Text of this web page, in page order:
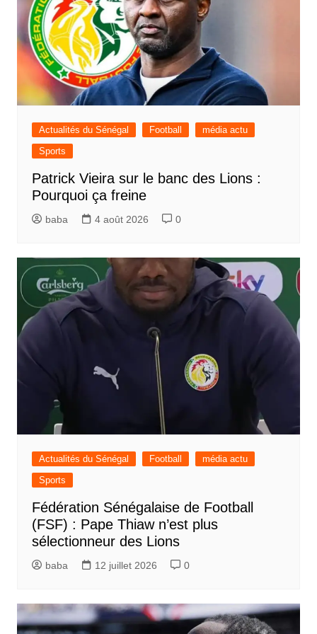
Actualités du Sénégal Football
média actu
Sports
Patrick Vieira sur le banc des Lions :
Pourquoi ça freine
baba 4 août 2026 0
Actualités du Sénégal Football
média actu
Sports
Fédération Sénégalaise de Football
(FSF) : Pape Thiaw n’est plus
sélectionneur des Lions
baba 12 juillet 2026 0